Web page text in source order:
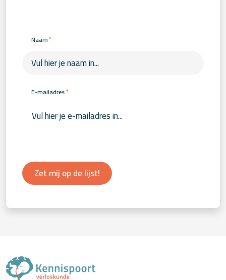
Naam*
E-mailadres*
Zet mij op de lijst!